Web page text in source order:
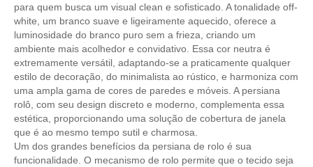
para quem busca um visual clean e sofisticado. A tonalidade off-
white, um branco suave e ligeiramente aquecido, oferece a
luminosidade do branco puro sem a frieza, criando um
ambiente mais acolhedor e convidativo. Essa cor neutra é
extremamente versátil, adaptando-se a praticamente qualquer
estilo de decoração, do minimalista ao rústico, e harmoniza com
uma ampla gama de cores de paredes e móveis. A persiana
rolô, com seu design discreto e moderno, complementa essa
estética, proporcionando uma solução de cobertura de janela
que é ao mesmo tempo sutil e charmosa.
Um dos grandes benefícios da persiana de rolo é sua
funcionalidade. O mecanismo de rolo permite que o tecido seja